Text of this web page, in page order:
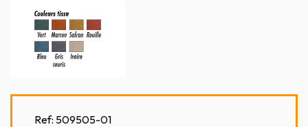
Ref: 509505-01